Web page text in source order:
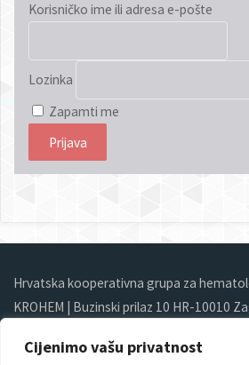
Cijenimo vašu privatnost
Korisničko ime ili adresa e-pošte
Lozinka
Zapamti me
Hrvatska kooperativna grupa za
KROHEM | Buzinski prilaz 10 HR-10010
krohem@gmail.com